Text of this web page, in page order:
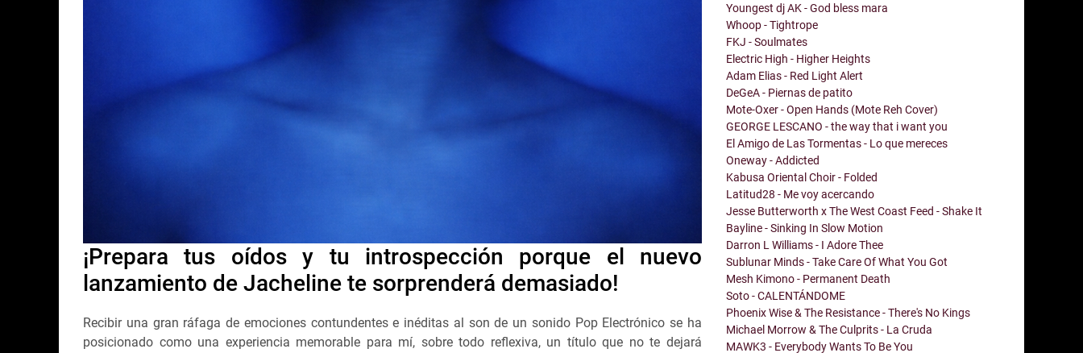
¡Prepara tus oídos y tu introspección porque el nuevo
lanzamiento de Jacheline te sorprenderá demasiado!
Recibir una gran ráfaga de emociones contundentes e inéditas al son de un sonido Pop Electrónico se ha
posicionado como una experiencia memorable para mí, sobre todo reflexiva, un título que no te dejará
Youngest dj AK - God bless mara
Whoop - Tightrope
FKJ - Soulmates
Electric High - Higher Heights
Adam Elias - Red Light Alert
DeGeA - Piernas de patito
Mote-Oxer - Open Hands (Mote Reh Cover)
GEORGE LESCANO - the way that i want you
El Amigo de Las Tormentas - Lo que mereces
Oneway - Addicted
Kabusa Oriental Choir - Folded
Latitud28 - Me voy acercando
Jesse Butterworth x The West Coast Feed - Shake It
Bayline - Sinking In Slow Motion
Darron L Williams - I Adore Thee
Sublunar Minds - Take Care Of What You Got
Mesh Kimono - Permanent Death
Soto - CALENTÁNDOME
Phoenix Wise & The Resistance - There's No Kings
Michael Morrow & The Culprits - La Cruda
MAWK3 - Everybody Wants To Be You